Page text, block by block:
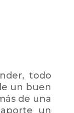
todo
un buen
de una
un